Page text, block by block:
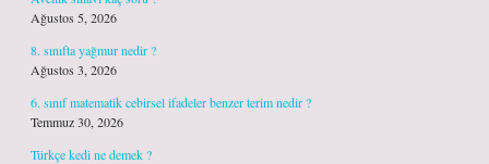
Ağustos 5, 2026
8. sınıfta yağmur nedir ?
Ağustos 3, 2026
6. sınıf matematik cebirsel ifadeler benzer terim nedir ?
Temmuz 30, 2026
Türkçe kedi ne demek ?